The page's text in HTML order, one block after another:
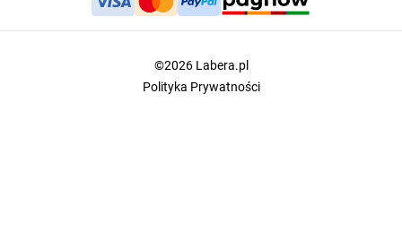
©2026 Labera.pl
Polityka Prywatności